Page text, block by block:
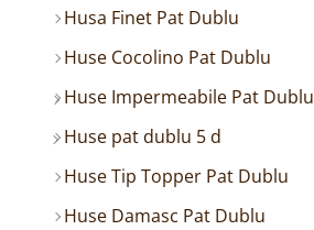
Husa Finet Pat Dublu
Huse Cocolino Pat Dublu
Huse Impermeabile Pat Dublu
Huse pat dublu 5 d
Huse Tip Topper Pat Dublu
Huse Damasc Pat Dublu